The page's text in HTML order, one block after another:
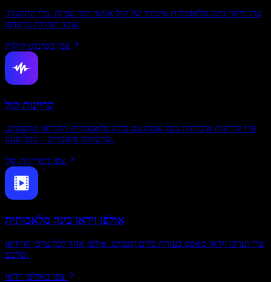
צרו חיקוי בינה מלאכותית איכותי של קול אנושי תוך שניות. בלי התקנות.
עובד ישירות בדפדפן.
צפו בשיבוט קולות
קריינות קול
צרו קריינות איכותית בזמן אמת עם בינה מלאכותית. הקריאו טקסטים,
סרטונים והסברים – בכל סגנון.
צפו בקריינות קול
אולפן וידאו בינה מלאכותית
צרו וערכו וידאו מאפס בעזרת כלים חכמים. אולפן אחד לכל צרכי הווידאו
שלכם.
צפו באולפן וידאו